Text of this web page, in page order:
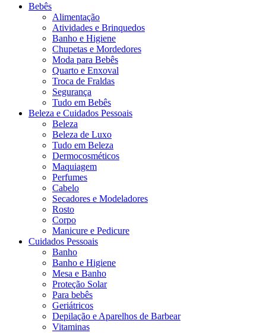
Bebês
Alimentação
Atividades e Brinquedos
Banho e Higiene
Chupetas e Mordedores
Moda para Bebês
Quarto e Enxoval
Troca de Fraldas
Segurança
Tudo em Bebês
Beleza e Cuidados Pessoais
Beleza
Beleza de Luxo
Tudo em Beleza
Dermocosméticos
Maquiagem
Perfumes
Cabelo
Secadores e Modeladores
Rosto
Corpo
Manicure e Pedicure
Cuidados Pessoais
Banho
Banho e Higiene
Mesa e Banho
Proteção Solar
Para bebês
Geriátricos
Depilação e Aparelhos de Barbear
Vitaminas